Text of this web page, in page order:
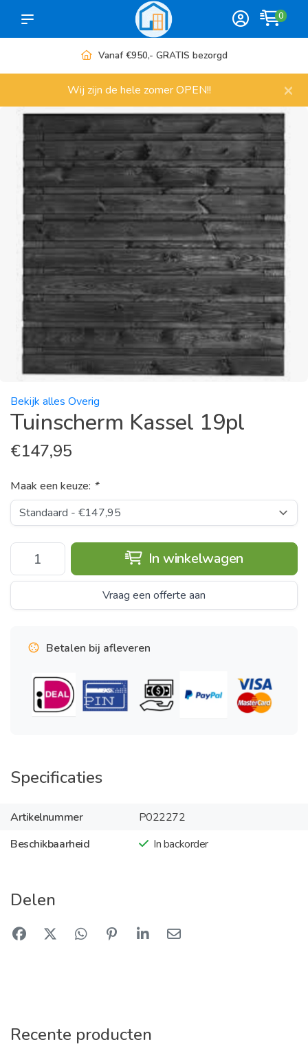
0
Vanaf €950,- GRATIS bezorgd
Wij zijn de hele zomer OPEN!! ×
Bekijk alles Overig
Tuinscherm Kassel 19pl
€147,95
Maak een keuze: *
In winkelwagen
Vraag een offerte aan
Betalen bij afleveren
Specificaties
Artikelnummer
P022272
Beschikbaarheid
In backorder
Delen
Recente producten